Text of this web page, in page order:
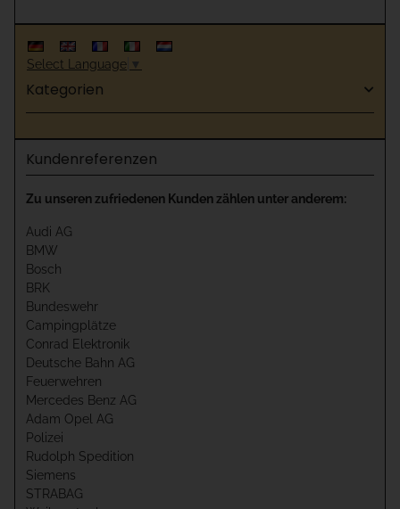
Select Language ▼
Kategorien
Kundenreferenzen
Zu unseren zufriedenen Kunden zählen unter anderem:
Audi AG
BMW
Bosch
BRK
Bundeswehr
Campingplätze
Conrad Elektronik
Deutsche Bahn AG
Feuerwehren
Mercedes Benz AG
Adam Opel AG
Polizei
Rudolph Spedition
Siemens
STRABAG